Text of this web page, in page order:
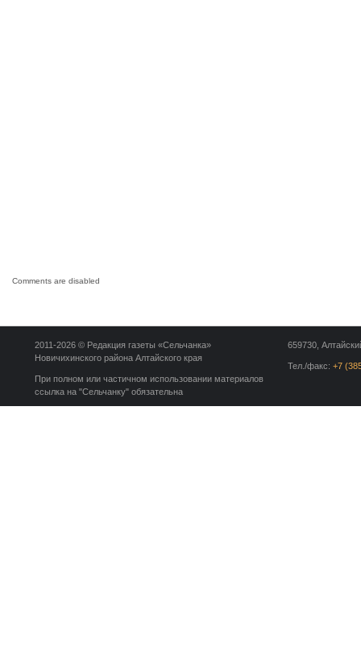
Comments are disabled
659730,
Тел./факс: +7
2011-2026 © Редакция газеты «Сельчанка»
Новичихинского района Алтайского края
При полном или частичном использовании материалов
ссылка на "Сельчанку" обязательна